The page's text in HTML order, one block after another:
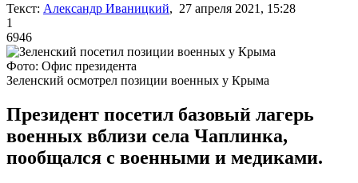
Текст: Александр Иваницкий, 27 апреля 2021, 15:28
1
6946
Фото: Офис президента
Зеленский осмотрел позиции военных у Крыма
Президент посетил базовый лагерь
военных вблизи села Чаплинка,
пообщался с военными и медиками.